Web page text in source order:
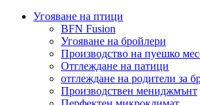
Угояване на птици
BFN Fusion
Угояване на бройлери
Производство на пуешко
Отглеждане на патици
отглеждане на родители за
Производствен мениджмънт